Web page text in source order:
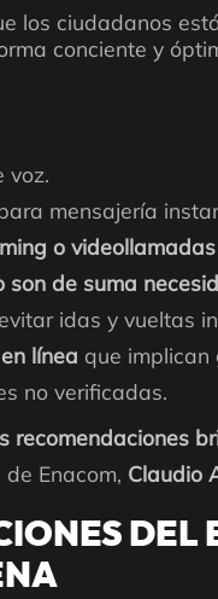
los ciudadanos
conciente y
voz.
mensajería
o videollamadas
son de suma
idas y vueltas
línea que implican
no verificadas.
recomendaciones
Enacom, Claudio